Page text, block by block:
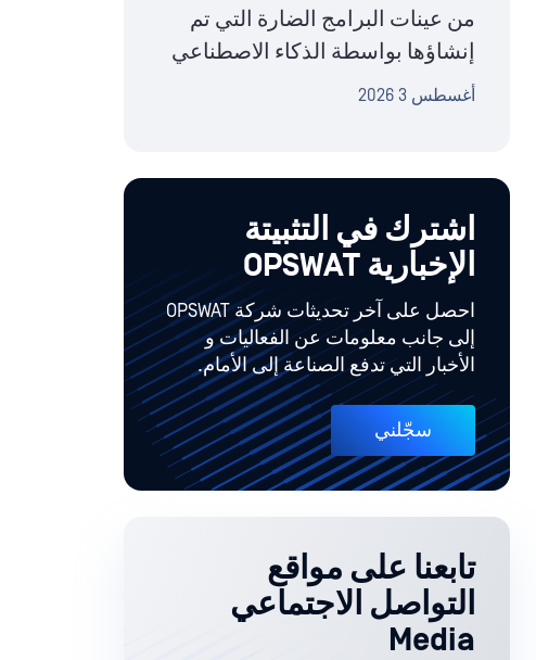
من عينات البرامج الضارة التي تم
إنشاؤها بواسطة الذكاء الاصطناعي
أغسطس 3 2026
اشترك في التثبيتة
الإخبارية OPSWAT
احصل على آخر تحديثات شركة OPSWAT
إلى جانب معلومات عن الفعاليات و
الأخبار التي تدفع الصناعة إلى الأمام.
سجّلني
تابعنا على مواقع
التواصل الاجتماعي
Media